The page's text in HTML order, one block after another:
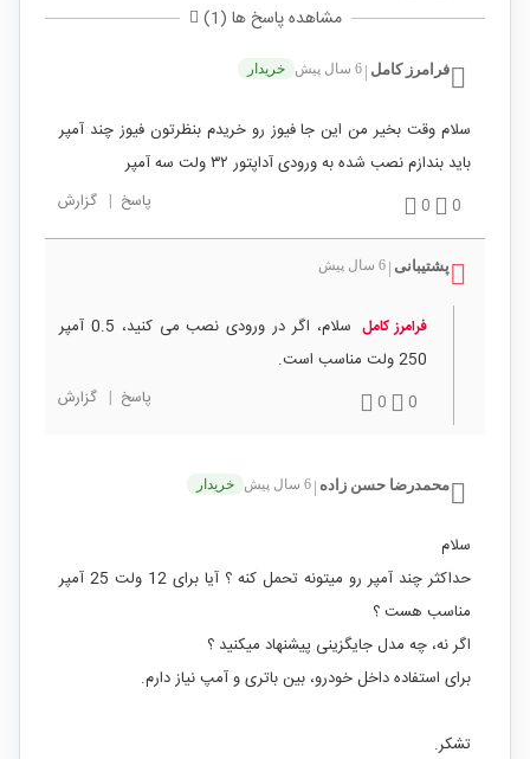
مشاهده پاسخ ها (1)
فرامرز کامل 6 سال پیش خریدار
سلام وقت بخیر من این جا فیوز رو خریدم بنظرتون فیوز چند آمپر
باید بندازم نصب شده به ورودی آداپتور ٣٢ ولت سه آمپر
0
0 پاسخ | گزارش
پشتیبانی 6 سال پیش
فرامرز کامل
سلام، اگر در ورودی نصب می کنید، 0.5 آمپر
250 ولت مناسب است.
0
0 پاسخ | گزارش
محمدرضا حسن زاده 6 سال پیش خریدار
سلام
حداکثر چند آمپر رو میتونه تحمل کنه ؟ آیا برای 12 ولت 25 آمپر
مناسب هست ؟
اگر نه، چه مدل جایگزینی پیشنهاد میکنید ؟
برای استفاده داخل خودرو، بین باتری و آمپ نیاز دارم.
تشکر.